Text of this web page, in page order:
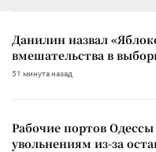
Данилин назвал
вмешательства в
51 минута назад
Рабочие портов
увольнениям из-за